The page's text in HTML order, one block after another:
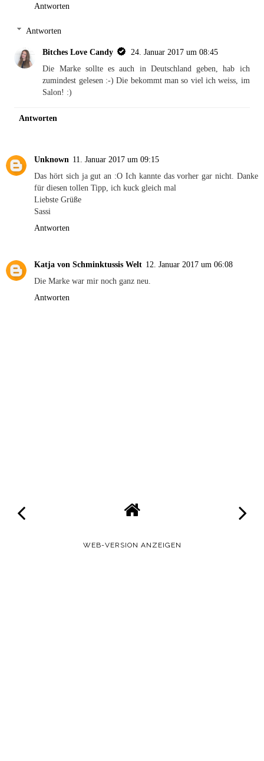
Antworten
Antworten
Bitches Love Candy
24. Januar 2017 um 08:45
Die Marke sollte es auch in Deutschland geben, hab ich
zumindest gelesen :-) Die bekommt man so viel ich weiss, im
Salon! :)
Antworten
Unknown 11. Januar 2017 um 09:15
Das hört sich ja gut an :O Ich kannte das vorher gar nicht. Danke
für diesen tollen Tipp, ich kuck gleich mal
Liebste Grüße
Sassi
Antworten
Katja von Schminktussis Welt 12. Januar 2017 um 06:08
Die Marke war mir noch ganz neu.
Antworten
WEB-VERSION ANZEIGEN